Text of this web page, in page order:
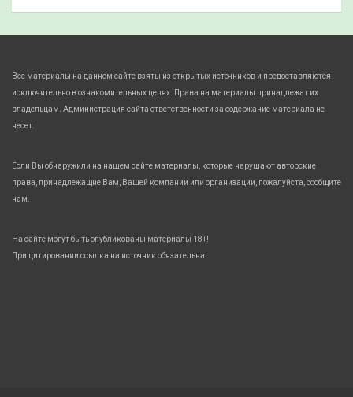
Все материалы на данном сайте взяты из открытых источников и предоставляются
исключительно в ознакомительных целях. Права на материалы принадлежат их
владельцам. Администрация сайта ответственности за содержание материала не
несет.
Если Вы обнаружили на нашем сайте материалы, которые нарушают авторские
права, принадлежащие Вам, Вашей компании или организации, пожалуйста, сообщите
нам.
На сайте могут быть опубликованы материалы 18+!
При цитировании ссылка на источник обязательна.